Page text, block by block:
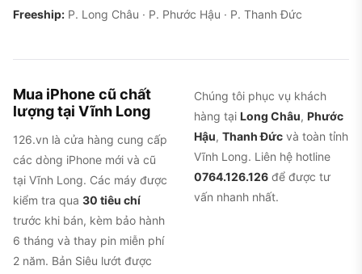
nhấn của iPhone 14 Pro Max
Nhược điểm và lỗi thường gặp
Pin hao nhanh hơn sau khi cập nhật iOS 18 và iOS
26. Đây là phàn nàn lớn nhất của người dùng dài
hạn, sau khi cập nhật iOS 18.x hoặc iOS 26, máy ở
chế độ chờ tiêu thụ pin nhanh hơn rõ rệt (khoảng
2% mỗi giờ standby). Một số người dùng quốc tế
ghi nhận pin tụt từ 90% xuống 85% chỉ qua một
đêm. Khắc phục: hạ cấp iOS nếu được, hoặc đợi
Freeship: P. Long Châu · P. Phước Hậu · P. Thanh Đức
Mua iPhone cũ chất
lượng tại Vĩnh Long
126.vn là cửa hàng cung cấp
các dòng iPhone mới và cũ
tại Vĩnh Long. Các máy được
kiểm tra qua 30 tiêu chí
trước khi bán, kèm bảo hành
6 tháng và thay pin miễn phí
2 năm. Bản Siêu lướt được
Chúng tôi phục vụ khách
hàng tại Long Châu, Phước
Hậu, Thanh Đức và toàn tỉnh
Vĩnh Long. Liên hệ hotline
0764.126.126 để được tư
vấn nhanh nhất.